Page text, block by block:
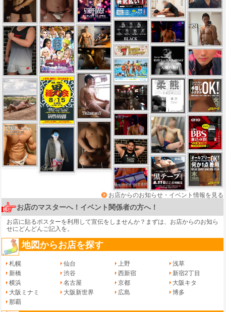
お店からのお知らせ・イベント情報を見る
お店のマスターへ！イベント関係者の方へ！
お店に貼るポスターを利用して宣伝をしませんか？まずは、 お店からのお知ら
せにどんどんご記入を。
地図からお店を探す
札幌 仙台 上野
浅草
新橋
渋谷 西新宿
新宿2丁目
横浜
名古屋 京都
大阪キタ
大阪ミナミ
大阪新世界 広島
博多
那覇